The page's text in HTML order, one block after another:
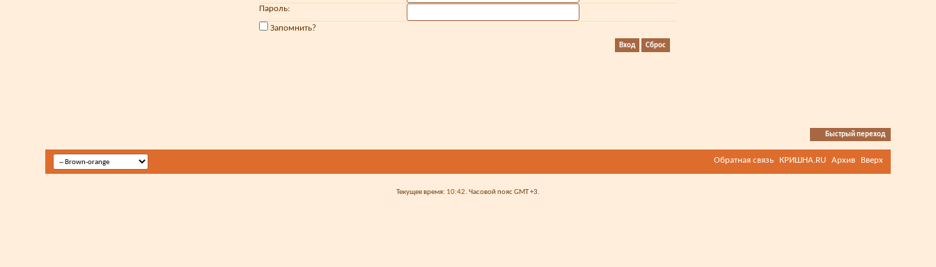
Пароль:
Запомнить?
Быстрый переход
Обратная связь КРИШНА.RU Архив Вверх
Текущее время: 10:42. Часовой пояс GMT +3.